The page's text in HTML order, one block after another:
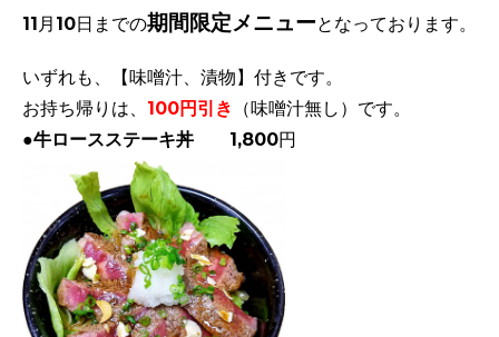
11月10日までの期間限定メニューとなっております。
いずれも、【味噌汁、漬物】付きです。
お持ち帰りは、 100円引き
（味噌汁無し）です。
●牛ロースステーキ丼 1,800円